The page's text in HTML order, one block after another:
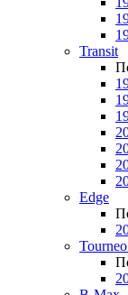
Transit
Edge